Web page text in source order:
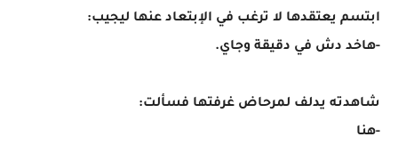
ابتسم يعتقدها لا ترغب في الإبتعاد عنها ليجيب:
-هاخد دش في دقيقة وجاي.
شاهدته يدلف لمرحاض غرفتها فسألت:
-هنا